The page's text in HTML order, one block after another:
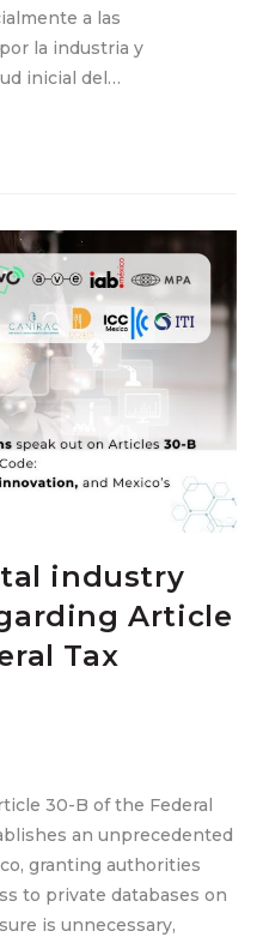
a las
la industria y
inicial del…
industry
Article
Tax
30-B of the Federal
an unprecedented
granting authorities
to private databases on
is unnecessary,